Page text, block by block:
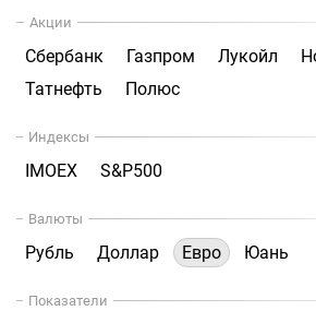
Акции
Сбербанк Газпром Лукойл
Татнефть
Полюс
Индексы
IMOEX S&P500
Валюты
Рубль Доллар Евро Юань
Показатели